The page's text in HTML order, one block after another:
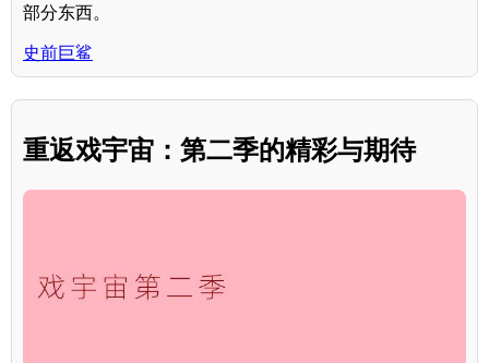
部分东西。
史前巨鲨
重返戏宇宙：第二季的精彩与期待